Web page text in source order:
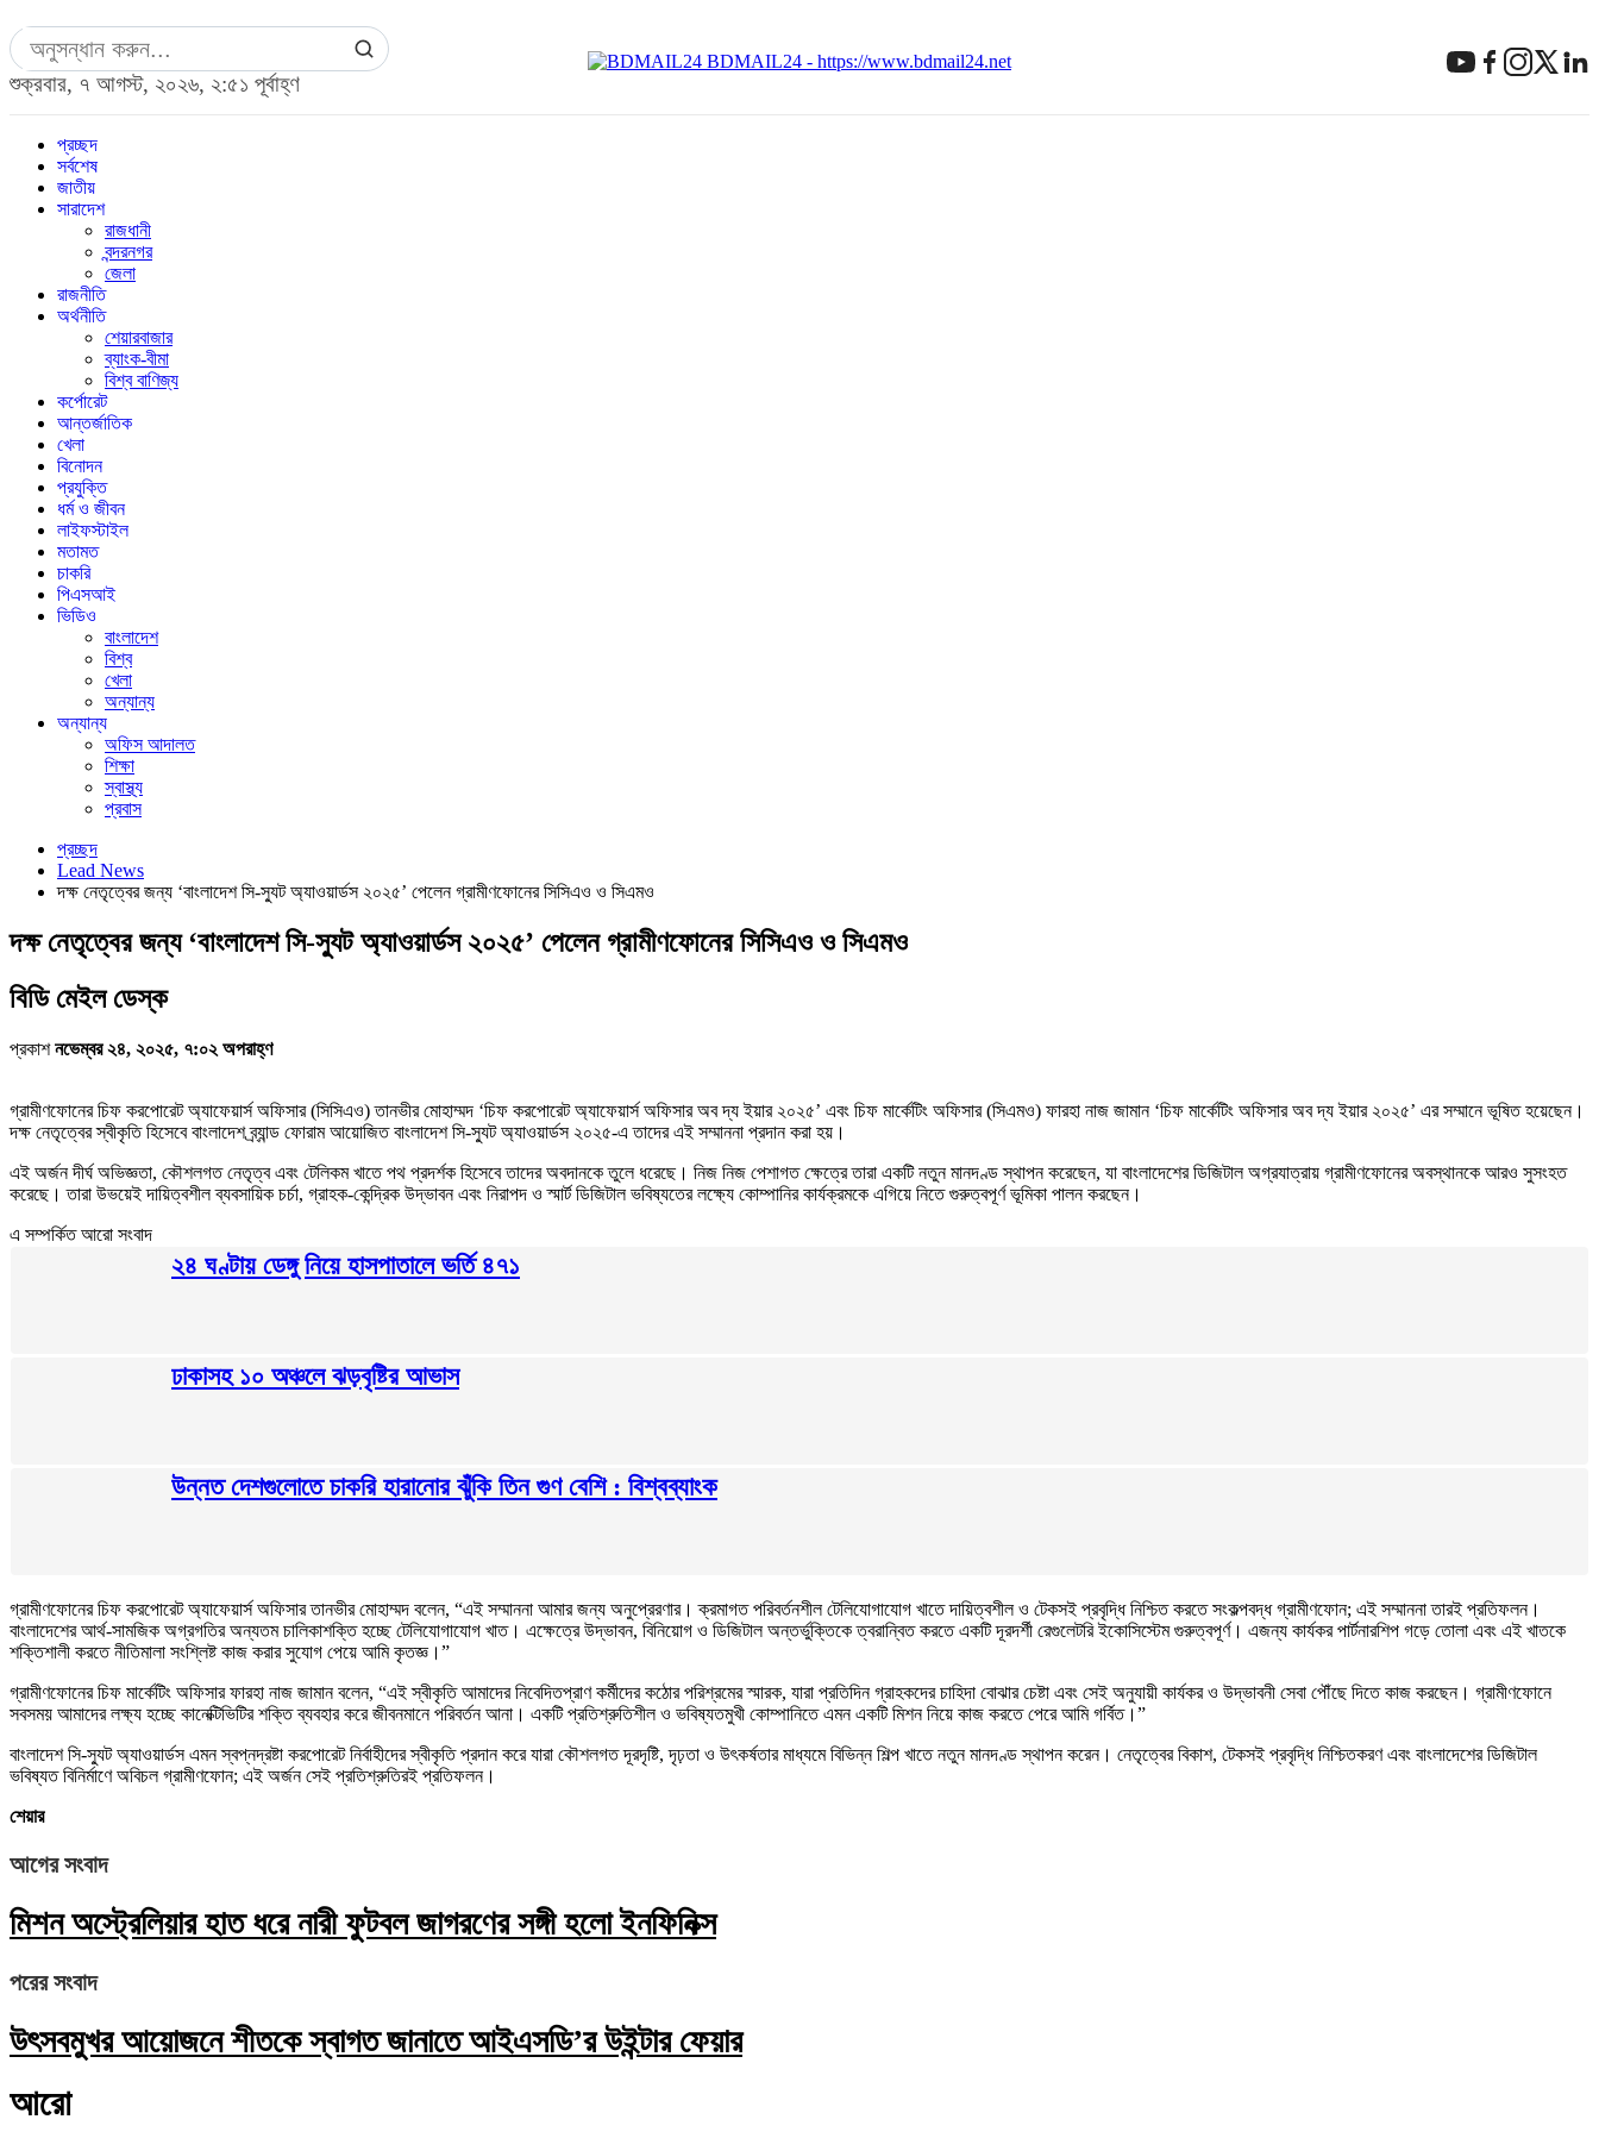
শুক্রবার, ৭ আগস্ট, ২০২৬, ২:৫১ পূর্বাহ্ণ
BDMAIL24 - https://www.bdmail24.net
প্রচ্ছদ
সর্বশেষ
জাতীয়
সারাদেশ
রাজধানী
বন্দরনগর
জেলা
রাজনীতি
অর্থনীতি
শেয়ারবাজার
ব্যাংক-বীমা
বিশ্ব বাণিজ্য
কর্পোরেট
আন্তর্জাতিক
খেলা
বিনোদন
প্রযুক্তি
ধর্ম ও জীবন
লাইফস্টাইল
মতামত
চাকরি
পিএসআই
ভিডিও
বাংলাদেশ
বিশ্ব
খেলা
অন্যান্য
অন্যান্য
অফিস আদালত
শিক্ষা
স্বাস্থ্য
প্রবাস
প্রচ্ছদ
Lead News
দক্ষ নেতৃত্বের জন্য ‘বাংলাদেশ সি-স্যুট অ্যাওয়ার্ডস ২০২৫’ পেলেন গ্রামীণফোনের সিসিএও ও সিএমও
দক্ষ নেতৃত্বের জন্য ‘বাংলাদেশ সি-স্যুট অ্যাওয়ার্ডস ২০২৫’ পেলেন গ্রামীণফোনের সিসিএও ও সিএমও
বিডি মেইল ডেস্ক
প্রকাশনভেম্বর ২৪, ২০২৫, ৭:০২ অপরাহ্ণ
গ্রামীণফোনের চিফ করপোরেট অ্যাফেয়ার্স অফিসার (সিসিএও) তানভীর মোহাম্মদ ‘চিফ করপোরেট অ্যাফেয়ার্স অফিসার অব দ্য ইয়ার ২০২৫’ এবং চিফ মার্কেটিং অফিসার (সিএমও) ফারহা নাজ জামান ‘চিফ মার্কেটিং অফিসার অব দ্য ইয়ার ২০২৫’ এর সম্মানে ভূষিত হয়েছেন।
দক্ষ নেতৃত্বের স্বীকৃতি হিসেবে বাংলাদেশ ব্র্যান্ড ফোরাম আয়োজিত বাংলাদেশ সি-স্যুট অ্যাওয়ার্ডস ২০২৫-এ তাদের এই সম্মাননা প্রদান করা হয়।
এই অর্জন দীর্ঘ অভিজ্ঞতা, কৌশলগত নেতৃত্ব এবং টেলিকম খাতে পথ প্রদর্শক হিসেবে তাদের অবদানকে তুলে ধরেছে। নিজ নিজ পেশাগত ক্ষেত্রে তারা একটি নতুন মানদণ্ড স্থাপন করেছেন, যা বাংলাদেশের ডিজিটাল অগ্রযাত্রায় গ্রামীণফোনের অবস্থানকে আরও সুসংহত
করেছে। তারা উভয়েই দায়িত্বশীল ব্যবসায়িক চর্চা, গ্রাহক-কেন্দ্রিক উদ্ভাবন এবং নিরাপদ ও স্মার্ট ডিজিটাল ভবিষ্যতের লক্ষ্যে কোম্পানির কার্যক্রমকে এগিয়ে নিতে গুরুত্বপূর্ণ ভূমিকা পালন করছেন।
এ সম্পর্কিত আরো সংবাদ
২৪ ঘণ্টায় ডেঙ্গু নিয়ে হাসপাতালে ভর্তি ৪৭১
ঢাকাসহ ১০ অঞ্চলে ঝড়বৃষ্টির আভাস
উন্নত দেশগুলোতে চাকরি হারানোর ঝুঁকি তিন গুণ বেশি : বিশ্বব্যাংক
গ্রামীণফোনের চিফ করপোরেট অ্যাফেয়ার্স অফিসার তানভীর মোহাম্মদ বলেন, “এই সম্মাননা আমার জন্য অনুপ্রেরণার। ক্রমাগত পরিবর্তনশীল টেলিযোগাযোগ খাতে দায়িত্বশীল ও টেকসই প্রবৃদ্ধি নিশ্চিত করতে সংকল্পবদ্ধ গ্রামীণফোন; এই সম্মাননা তারই প্রতিফলন।
বাংলাদেশের আর্থ-সামজিক অগ্রগতির অন্যতম চালিকাশক্তি হচ্ছে টেলিযোগাযোগ খাত। এক্ষেত্রে উদ্ভাবন, বিনিয়োগ ও ডিজিটাল অন্তর্ভুক্তিকে ত্বরান্বিত করতে একটি দূরদর্শী রেগুলেটরি ইকোসিস্টেম গুরুত্বপূর্ণ। এজন্য কার্যকর পার্টনারশিপ গড়ে তোলা এবং এই খাতকে
শক্তিশালী করতে নীতিমালা সংশ্লিষ্ট কাজ করার সুযোগ পেয়ে আমি কৃতজ্ঞ।”
গ্রামীণফোনের চিফ মার্কেটিং অফিসার ফারহা নাজ জামান বলেন, “এই স্বীকৃতি আমাদের নিবেদিতপ্রাণ কর্মীদের কঠোর পরিশ্রমের স্মারক, যারা প্রতিদিন গ্রাহকদের চাহিদা বোঝার চেষ্টা এবং সেই অনুযায়ী কার্যকর ও উদ্ভাবনী সেবা পৌঁছে দিতে কাজ করছেন। গ্রামীণফোনে
সবসময় আমাদের লক্ষ্য হচ্ছে কানেক্টিভিটির শক্তি ব্যবহার করে জীবনমানে পরিবর্তন আনা। একটি প্রতিশ্রুতিশীল ও ভবিষ্যতমুখী কোম্পানিতে এমন একটি মিশন নিয়ে কাজ করতে পেরে আমি গর্বিত।”
বাংলাদেশ সি-স্যুট অ্যাওয়ার্ডস এমন স্বপ্নদ্রষ্টা করপোরেট নির্বাহীদের স্বীকৃতি প্রদান করে যারা কৌশলগত দূরদৃষ্টি, দৃঢ়তা ও উৎকর্ষতার মাধ্যমে বিভিন্ন শিল্প খাতে নতুন মানদণ্ড স্থাপন করেন। নেতৃত্বের বিকাশ, টেকসই প্রবৃদ্ধি নিশ্চিতকরণ এবং বাংলাদেশের ডিজিটাল
ভবিষ্যত বিনির্মাণে অবিচল গ্রামীণফোন; এই অর্জন সেই প্রতিশ্রুতিরই প্রতিফলন।
শেয়ার
আগের সংবাদ
মিশন অস্ট্রেলিয়ার হাত ধরে নারী ফুটবল জাগরণের সঙ্গী হলো ইনফিনিক্স
পরের সংবাদ
উৎসবমুখর আয়োজনে শীতকে স্বাগত জানাতে আইএসডি’র উইন্টার ফেয়ার
আরো